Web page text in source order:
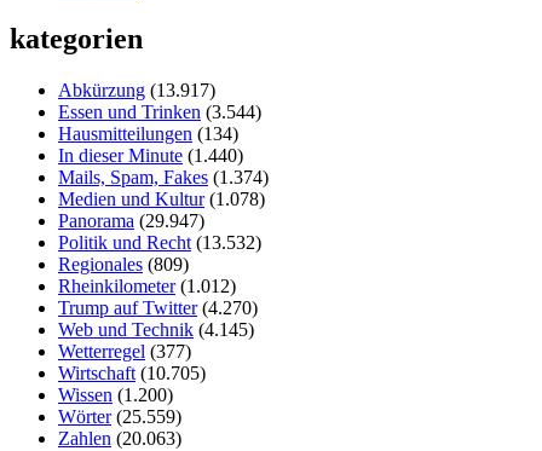
kategorien
Abkürzung (13.917)
Essen und Trinken (3.544)
Hausmitteilungen (134)
In dieser Minute (1.440)
Mails, Spam, Fakes (1.374)
Medien und Kultur(1.078)
Panorama (29.947)
Politik und Recht (13.532)
Regionales (809)
Rheinkilometer(1.012)
Trump auf Twitter(4.270)
Web und Technik (4.145)
Wetterregel (377)
Wirtschaft (10.705)
Wissen (1.200)
Wörter(25.559)
Zahlen (20.063)